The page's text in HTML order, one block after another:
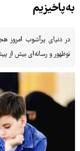
به‌پاخیزیم
در دنیای پرآشوب امروز
نوظهور و رسانه‌ای بیش از